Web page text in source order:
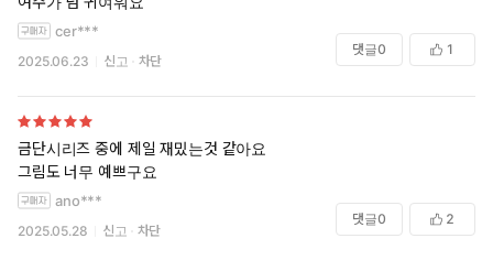
cer***
2025.06.23 신고 차단
댓글0 1
금단시리즈 중에 제일 재밌는것 같아요
그림도 너무 예쁘구요
ano***
2025.05.28 신고 차단
댓글0 2